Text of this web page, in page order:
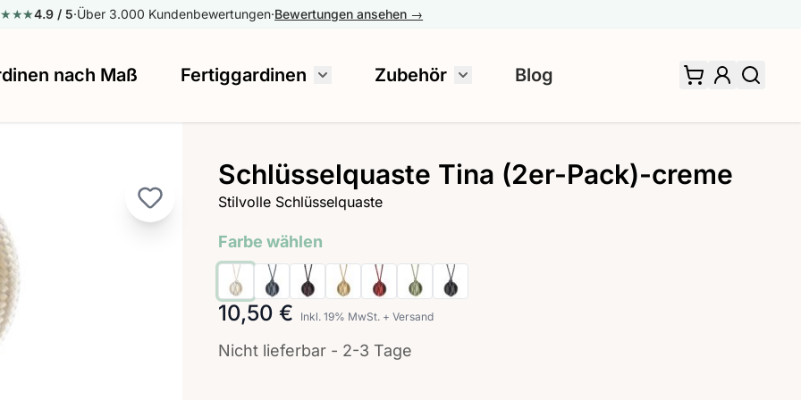
★
★4.9 / 5·Über 3.000 Kundenbewertungen·Bewertungen ansehen →
nach Maß Fertiggardinen
Untermenü für Fertiggardinen umschalten
Zubehör
Untermenü für Zubehör umschalten
Blog
Schlüsselquaste Tina (2er-Pack)-creme
Stilvolle Schlüsselquaste
Farbe wählen
10,50 € Inkl. 19% MwSt. + Versand
Nicht lieferbar - 2-3 Tage